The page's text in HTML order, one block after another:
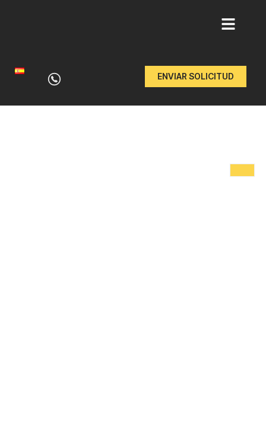
al
contenido
ENVIAR SOLICITUD